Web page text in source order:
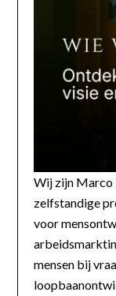
Wij zijn Marco
zelfstandige
voor
mensen bij